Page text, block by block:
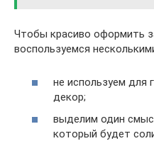
Чтобы красиво оформить
воспользуемся
не используем для
декор;
выделим один
который будет